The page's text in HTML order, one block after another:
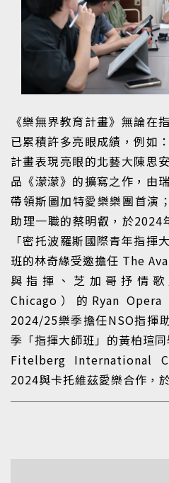
《樂無界教育計畫》無論在
已累積許多亮眼成績，例如
計畫表現亮眼的北藝大陳思
品《濛濛》的擴寫之作，由
帶領斯圖加特愛樂樂團首演
助理一職的蔡明叡，於2024
「密托波羅斯國際青年指揮
班的林奇緣受邀擔任 The
與指揮、芝加哥抒情
Chicago）的Ryan
2024/25樂季擔任NSO指揮
季「指揮大師班」的黃柏瑄
Fitelberg International
2024與卡托維茲愛樂合作，